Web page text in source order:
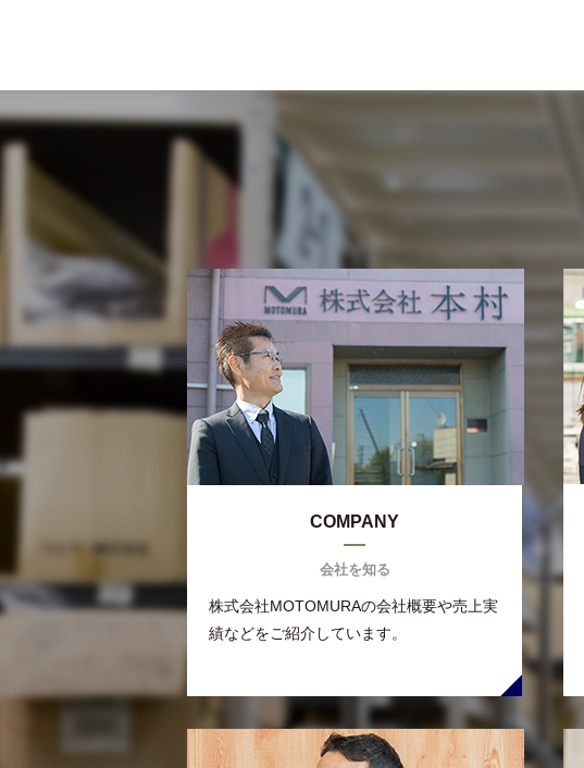
COMPANY
会社を知る
株式会社MOTOMURAの会社概要や売上実
績などをご紹介しています。